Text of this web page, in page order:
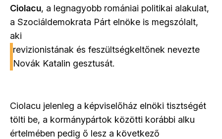
Ciolacu, a legnagyobb romániai politikai alakulat,
a Szociáldemokrata Párt elnöke is megszólalt,
aki
revizionistának és feszültségkeltőnek nevezte
Novák Katalin gesztusát.
Ciolacu jelenleg a képviselőház elnöki tisztségét
tölti be, a kormánypártok közötti korábbi alku
értelmében pedig ő lesz a következő